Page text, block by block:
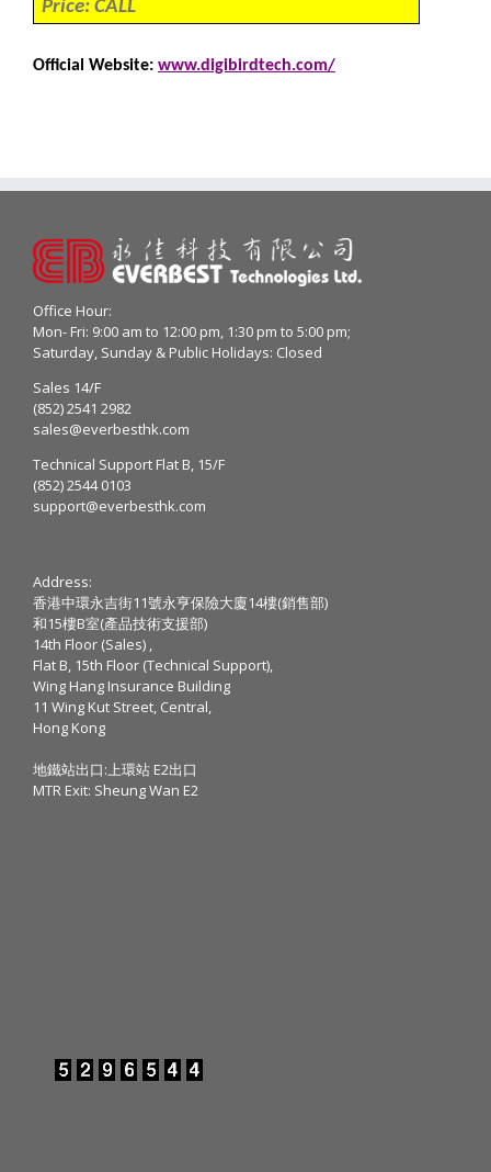
Price: CALL
Official Website: www.digibirdtech.com/
Office Hour:
Mon- Fri: 9:00 am to 12:00 pm, 1:30 pm to 5:00 pm;
Saturday, Sunday & Public Holidays: Closed
Sales 14/F
(852) 2541 2982
sales@everbesthk.com
Technical Support Flat B, 15/F
(852) 2544 0103
support@everbesthk.com
Address:
香港中環永吉街11號永亨保險大廈14樓(銷售部)
和15樓B室(產品技術支援部)
14th Floor (Sales) ,
Flat B, 15th Floor (Technical Support),
Wing Hang Insurance Building
11 Wing Kut Street, Central,
Hong Kong
地鐵站出口:上環站 E2出口
MTR Exit: Sheung Wan E2